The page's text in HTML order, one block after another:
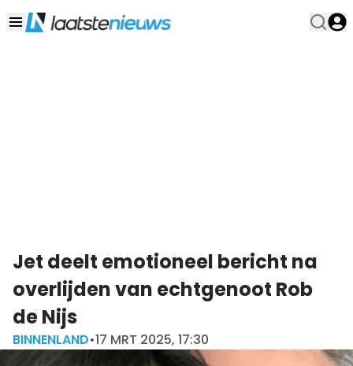
Jet deelt emotioneel bericht na
overlijden van echtgenoot Rob
de Nijs
BINNENLAND•17 MRT 2025, 17:30